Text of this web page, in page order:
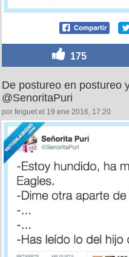
175
De postureo en postureo
@SenoritaPuri
por feiguet el 19 ene 2016, 17:20